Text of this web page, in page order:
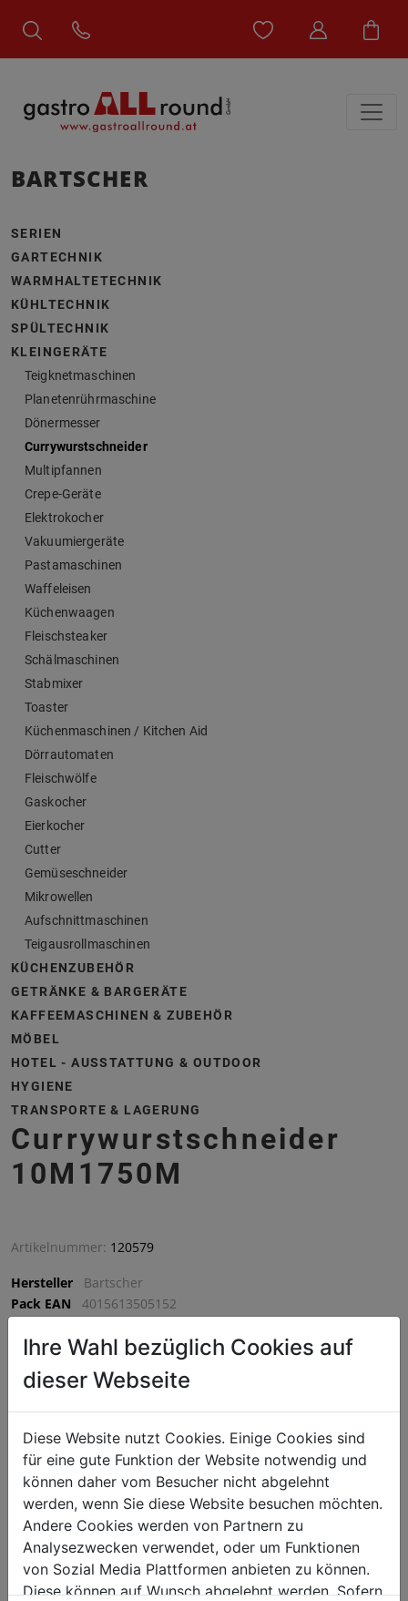
BARTSCHER
SERIEN
GARTECHNIK
WARMHALTETECHNIK
KÜHLTECHNIK
SPÜLTECHNIK
KLEINGERÄTE
Teigknetmaschinen
Planetenrührmaschine
Dönermesser
Currywurstschneider
Multipfannen
Crepe-Geräte
Elektrokocher
Vakuumiergeräte
Pastamaschinen
Waffeleisen
Küchenwaagen
Fleischsteaker
Schälmaschinen
Stabmixer
Toaster
Küchenmaschinen / Kitchen Aid
Dörrautomaten
Fleischwölfe
Gaskocher
Eierkocher
Cutter
Gemüseschneider
Mikrowellen
Aufschnittmaschinen
Teigausrollmaschinen
KÜCHENZUBEHÖR
GETRÄNKE & BARGERÄTE
KAFFEEMASCHINEN & ZUBEHÖR
MÖBEL
HOTEL - AUSSTATTUNG & OUTDOOR
HYGIENE
TRANSPORTE & LAGERUNG
Currywurstschneider
10M1750M
Artikelnummer: 120579
Hersteller
Bartscher
Pack EAN
4015613505152
Artikelbreite (mm)
300
VPE
1 VPE = 1 Stück
€ 126,75
exkl. MwSt. (€ 152,10 inkl. MwSt.) zzgl.Versandkosten
Lieferzeit: 5-7 Werktage
^
^
IN DEN WARENKORB
Ihre Wahl bezüglich Cookies auf
dieser Webseite
Diese Website nutzt Cookies. Einige Cookies sind
für eine gute Funktion der Website notwendig und
können daher vom Besucher nicht abgelehnt
werden, wenn Sie diese Website besuchen möchten.
Andere Cookies werden von Partnern zu
Analysezwecken verwendet, oder um Funktionen
von Sozial Media Plattformen anbieten zu können.
Diese können auf Wunsch abgelehnt werden. Sofern